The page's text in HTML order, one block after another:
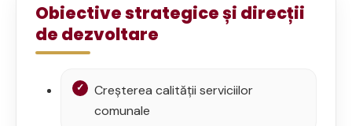
Obiective strategice și direcții
de dezvoltare
Creșterea calității serviciilor
comunale